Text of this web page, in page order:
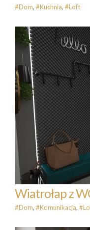
#Dom, #Kuchnia, #Loft
#Dom
Wiatrołap z
#Dom, #Komunikacja,